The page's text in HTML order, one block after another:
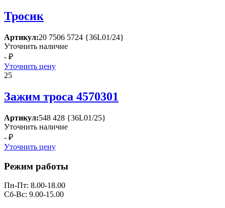
Тросик
Артикул:20 7506 5724 {36L01/24}
Уточнить наличие
- ₽
Уточнить цену
25
Зажим троса 4570301
Артикул:548 428 {36L01/25}
Уточнить наличие
- ₽
Уточнить цену
Режим работы
Пн-Пт: 8.00-18.00
Сб-Вс: 9.00-15.00